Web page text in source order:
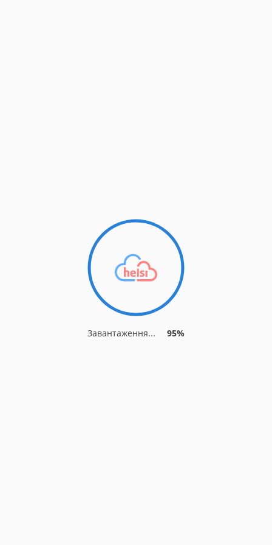
Завантаження... 95%